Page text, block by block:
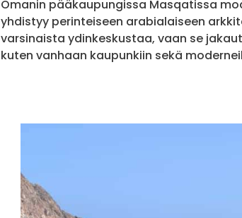
Omanin pääkaupungissa Masqatissa
yhdistyy perinteiseen arabialaiseen
varsinaista ydinkeskustaa, vaan se
kuten vanhaan kaupunkiin sekä